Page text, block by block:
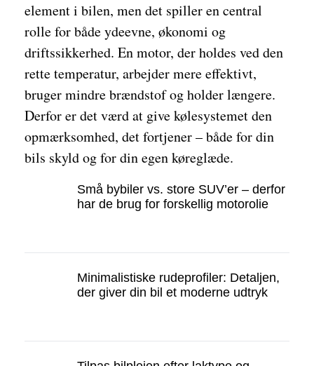
element i bilen, men det spiller en central
rolle for både ydeevne, økonomi og
driftssikkerhed. En motor, der holdes ved den
rette temperatur, arbejder mere effektivt,
bruger mindre brændstof og holder længere.
Derfor er det værd at give kølesystemet den
opmærksomhed, det fortjener – både for din
bils skyld og for din egen køreglæde.
Små bybiler vs. store SUV’er – derfor
har de brug for forskellig motorolie
Minimalistiske rudeprofiler: Detaljen,
der giver din bil et moderne udtryk